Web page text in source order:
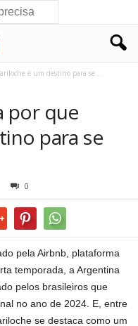
é um destino para se...
por que
para se
0
pela Airbnb, plataforma
temporada, a Argentina
pelos brasileiros que
no ano de 2024. E, entre
se destaca como um